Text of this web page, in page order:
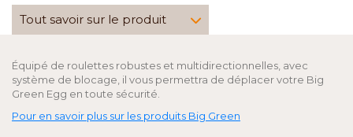
Tout savoir sur le produit
Équipé de roulettes robustes et multidirectionnelles, avec
système de blocage, il vous permettra de déplacer votre Big
Green Egg en toute sécurité.
Pour en savoir plus sur les produits Big Green